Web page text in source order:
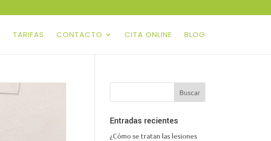
TARIFAS CONTACTO CITA ONLINE BLOG
Entradas recientes
¿Cómo se tratan las lesiones